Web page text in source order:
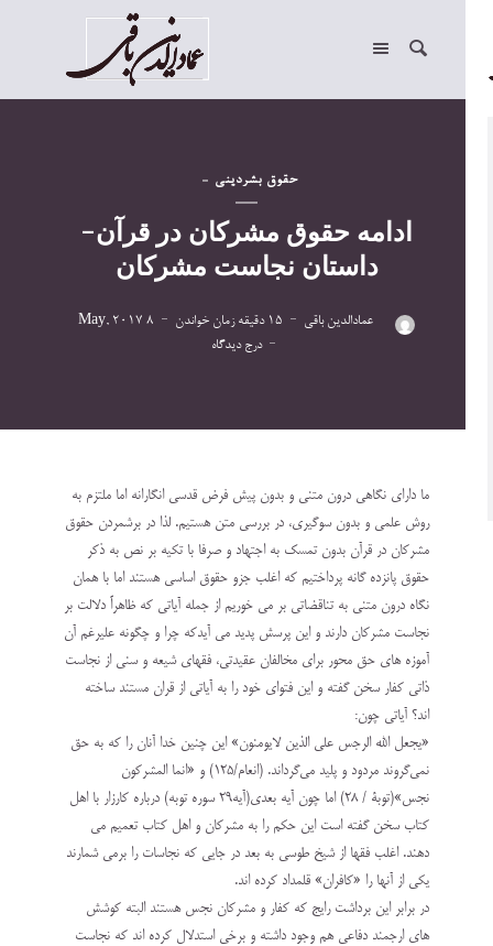
حقوق بشردینی
ادامه حقوق مشرکان در قرآن-
داستان نجاست مشرکان
عمادالدین باقی 15 دقیقه زمان خواندن
8 May, 2017
درج دیدگاه
ما دارای نگاهی درون متنی و بدون پیش فرض قدسی انگارانه اما ملتزم به
روش علمی و بدون سوگیری، در بررسی متن هستیم. لذا در برشمردن حقوق
مشرکان در قرآن بدون تمسک به اجتهاد و صرفا با تکیه بر نص به ذکر
حقوق پانزده گانه پرداختیم که اغلب جزو حقوق اساسی هستند اما با همان
نگاه درون متنی به تناقضاتی بر می خوریم از جمله آیاتی که ظاهراً دلالت بر
نجاست مشرکان دارند و این پرسش پدید می آیدکه چرا و چگونه علیرغم آن
آموزه های حق محور برای مخالفان عقیدتی، فقهای شیعه و سنی از نجاست
ذاتی کفار سخن گفته و این فتوای خود را به آیاتی از قران مستند ساخته
اند؟ آیاتی چون:
«یجعل الله الرجس علی الذین لایومنون» این چنین خدا آنان را که به حق
نمی‌گروند مردود و پلید می‌گرداند. (انعام/125) و «انما المشرکون
نجس»(توبة / ۲۸) اما چون آیه بعدی(آیه29 سوره توبه) درباره کارزار با اهل
کتاب سخن گفته است این حکم را به مشرکان و اهل کتاب تعمیم می
دهند. اغلب فقها از شیخ طوسی به بعد در جایی که نجاسات را برمی شمارند
یکی از آنها را «کافران» قلمداد کرده اند.
در برابر این برداشت رایج که کفار و مشرکان نجس هستند البته کوشش
های ارجمند دفاعی هم وجود داشته و برخی استدلال کرده اند که نجاست